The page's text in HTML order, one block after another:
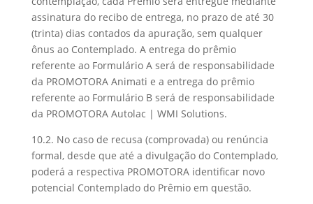
assinatura do recibo de entrega, no prazo de até 30
(trinta) dias contados da apuração, sem qualquer
ônus ao Contemplado. A entrega do prêmio
referente ao Formulário A será de responsabilidade
da PROMOTORA Animati e a entrega do prêmio
referente ao Formulário B será de responsabilidade
da PROMOTORA Autolac | WMI Solutions.
10.2. No caso de recusa (comprovada) ou renúncia
formal, desde que até a divulgação do Contemplado,
poderá a respectiva PROMOTORA identificar novo
potencial Contemplado do Prêmio em questão.